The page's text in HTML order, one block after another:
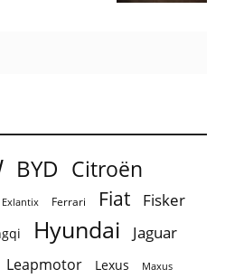
BYD Citroën
Exlantix Ferrari Fiat Fisker
Hyundai Jaguar
Leapmotor Lexus Maxus